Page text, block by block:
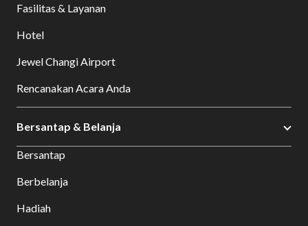
Fasilitas & Layanan
Hotel
Jewel Changi Airport
Rencanakan Acara Anda
Bersantap & Belanja
Bersantap
Berbelanja
Hadiah